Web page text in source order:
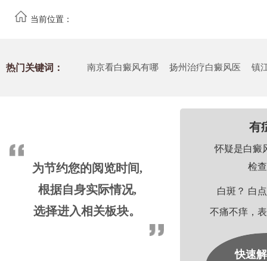
当前位置：
热门关键词： 南京看白癜风有哪 扬州治疗白癜风医 镇
为节约您的阅览时间,
根据自身实际情况,
选择进入相关板块。
有
怀疑是白癜
检
白斑？ 白
不痛不痒，
快速